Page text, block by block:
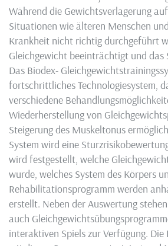
Während die Gewichtsverlagerung
Situationen wie älteren Menschen
Krankheit nicht richtig durchgeführt
Gleichgewicht beeinträchtigt und das
Das Biodex-
fortschrittliches Technologiesystem,
verschiedene
Wiederherstellung von
Steigerung des Muskeltonus
System wird eine
wird festgestellt, welche
wurde, welches System des Körpers
Rehabilitationsprogramm werden
erstellt. Neben der Auswertung
auch
interaktiven Spiels zur Verfügung.